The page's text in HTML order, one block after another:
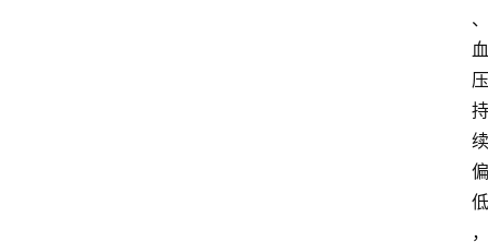
、
血
压
持
续
偏
低
，